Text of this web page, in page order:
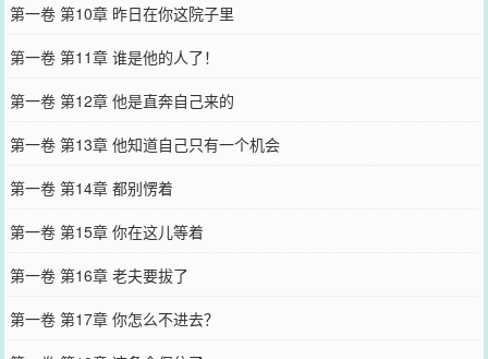
第一卷 第10章 昨日在你这院子里
第一卷 第11章 谁是他的人了！
第一卷 第12章 他是直奔自己来的
第一卷 第13章 他知道自己只有一个机会
第一卷 第14章 都别愣着
第一卷 第15章 你在这儿等着
第一卷 第16章 老夫要拔了
第一卷 第17章 你怎么不进去？